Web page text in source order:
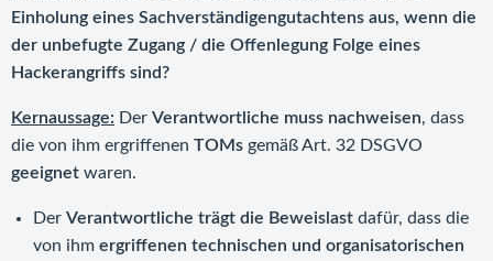
Einholung eines Sachverständigengutachtens aus, wenn die
der unbefugte Zugang / die Offenlegung Folge eines
Hackerangriffs sind?
Kernaussage: Der Verantwortliche muss nachweisen, dass
die von ihm ergriffenen TOMs gemäß Art. 32 DSGVO
geeignet waren.
Der Verantwortliche trägt die Beweislast dafür, dass die
von ihm ergriffenen technischen und organisatorischen